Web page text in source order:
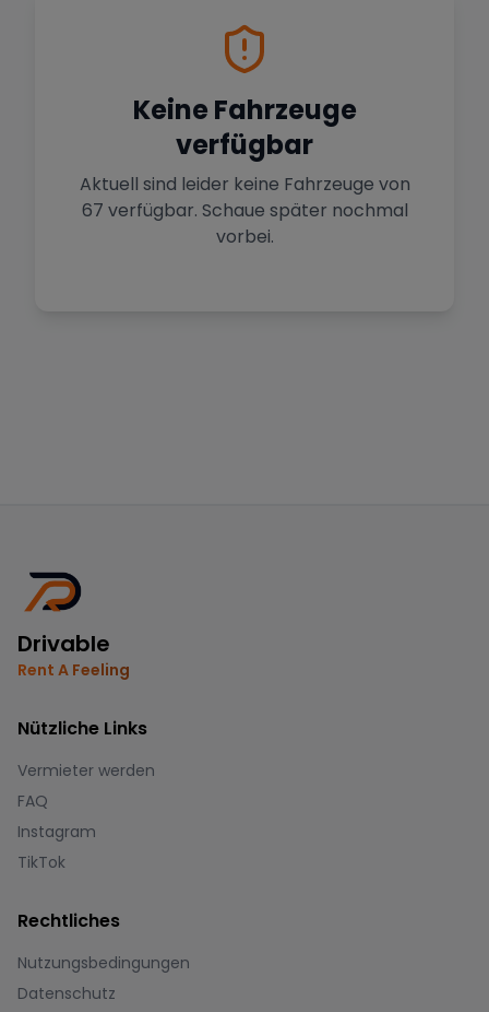
Keine Fahrzeuge
verfügbar
Aktuell sind leider keine Fahrzeuge von
67 verfügbar. Schaue später nochmal
vorbei.
Drivable
Rent A Feeling
Nützliche Links
Vermieter werden
FAQ
Instagram
TikTok
Rechtliches
Nutzungsbedingungen
Datenschutz